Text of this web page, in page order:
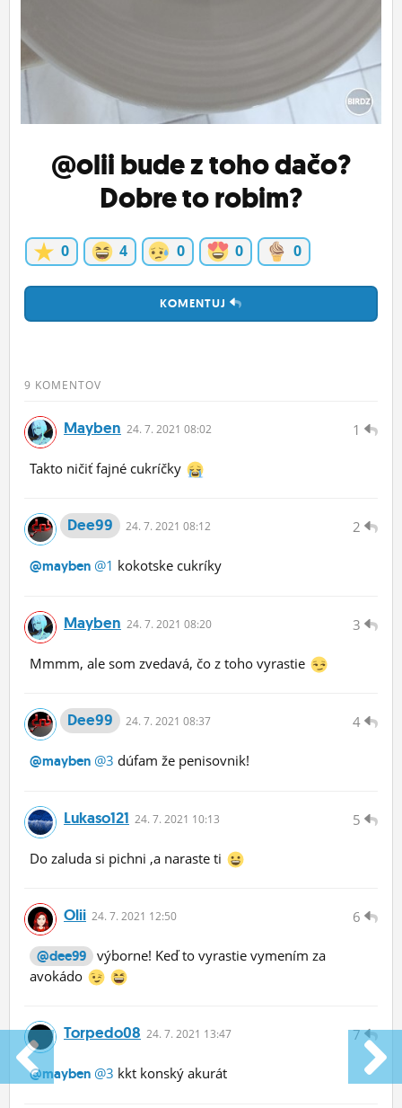
@oliibude z toho dačo?
Dobre to robim?
0 4 0 0 0
KOMENTUJ
9 KOMENTOV
1
Mayben 24. 7. 2021 08:02
Takto ničiť fajné cukríčky
2
Dee99 24. 7. 2021 08:12
@mayben @1 kokotske cukríky
3
Mayben 24. 7. 2021 08:20
Mmmm, ale som zvedavá, čo z toho vyrastie
4
Dee99 24. 7. 2021 08:37
@mayben @3 dúfam že penisovnik!
5
Lukaso121 24. 7. 2021 10:13
Do zaluda si pichni ,a naraste ti
6
Olii 24. 7. 2021 12:50
@dee99 výborne! Keď to vyrastie vymením za
avokádo
7
Torpedo08 24. 7. 2021 13:47
@mayben @3 kkt konský akurát